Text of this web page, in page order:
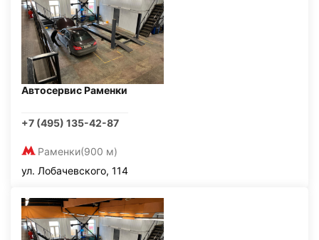
Автосервис Раменки
+7 (495) 135-42-87
Раменки(900 м)
ул. Лобачевского, 114